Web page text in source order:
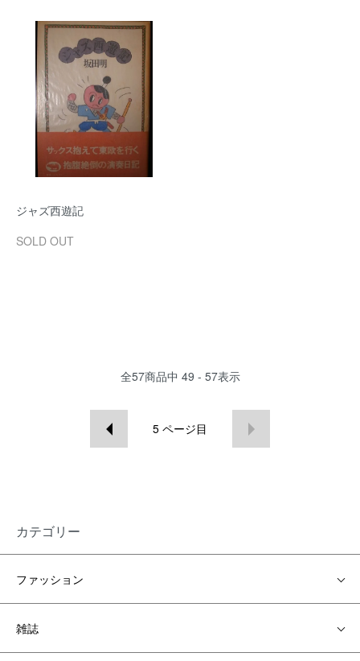
ジャズ西遊記
SOLD OUT
全57商品中 49 - 57表示
5 ページ目
カテゴリー
ファッション
雑誌